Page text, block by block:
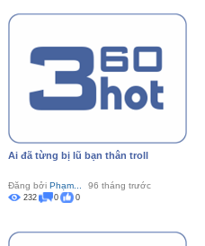
Ai đã từng bị lũ bạn thân troll
Đăng bởi Phạm... 96 tháng trước
232 0 0